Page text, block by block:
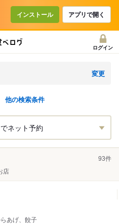
インストール アプリで開く
ログイン
変更
他の検索条件
でネット予約
93件
店
あげ、餃子